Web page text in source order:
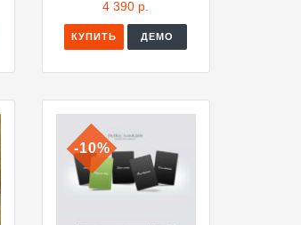
4 390 р.
КУПИТЬ ДЕМО
-10%